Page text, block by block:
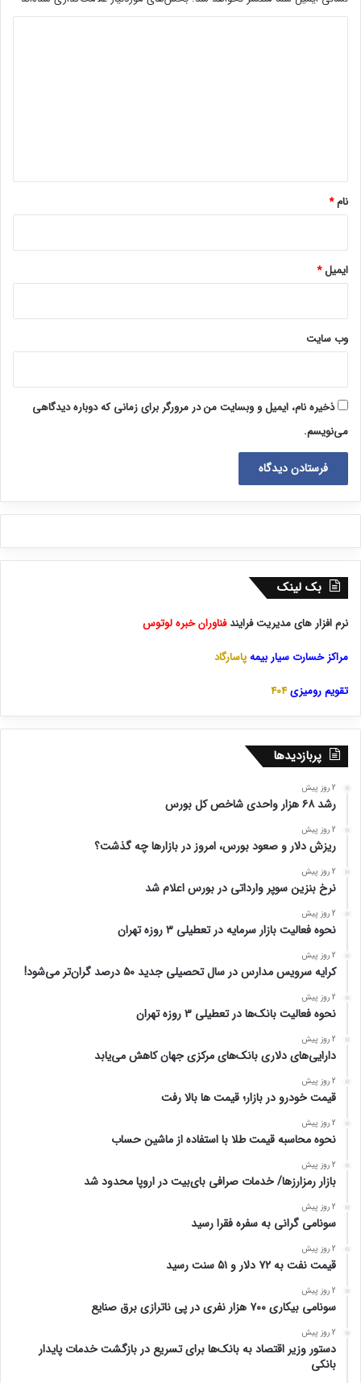
نام*
ایمیل*
وب‌ سایت
ذخیره نام، ایمیل و وبسایت من در مرورگر برای زمانی که دوباره دیدگاهی
می‌نویسم.
بک لینک
نرم افزار های مدیریت فرایندفناوران خبره لوتوس
مراکز خسارت سیار بیمهپاسارگاد
تقویم رومیزی404
پربازدیدها
2 روز پیش
رشد ۶۸ هزار واحدی شاخص کل بورس
2 روز پیش
ریزش دلار و صعود بورس، امروز در بازارها چه گذشت؟
2 روز پیش
نرخ بنزین سوپر وارداتی در بورس اعلام شد
2 روز پیش
نحوه فعالیت بازار سرمایه در تعطیلی ۳ روزه تهران
2 روز پیش
کرایه سرویس مدارس در سال تحصیلی جدید ۵۰ درصد گران‌تر می‌شود!
2 روز پیش
نحوه فعالیت بانک‌ها در تعطیلی ۳ روزه تهران
2 روز پیش
دارایی‌های دلاری بانک‌های مرکزی جهان کاهش می‌یابد
2 روز پیش
قیمت خودرو در بازار؛ قیمت ها بالا رفت
2 روز پیش
نحوه محاسبه قیمت طلا با استفاده از ماشین حساب
2 روز پیش
بازار رمزارزها/ خدمات صرافی بای‌بیت در اروپا محدود شد
2 روز پیش
سونامی گرانی به سفره فقرا رسید
2 روز پیش
قیمت نفت به ۷۲ دلار و ۵۱ سنت رسید
2 روز پیش
سونامی بیکاری ۷۰۰ هزار نفری در پی ناترازی برق صنایع
2 روز پیش
دستور وزیر اقتصاد به بانک‌ها برای تسریع در بازگشت خدمات پایدار
بانکی